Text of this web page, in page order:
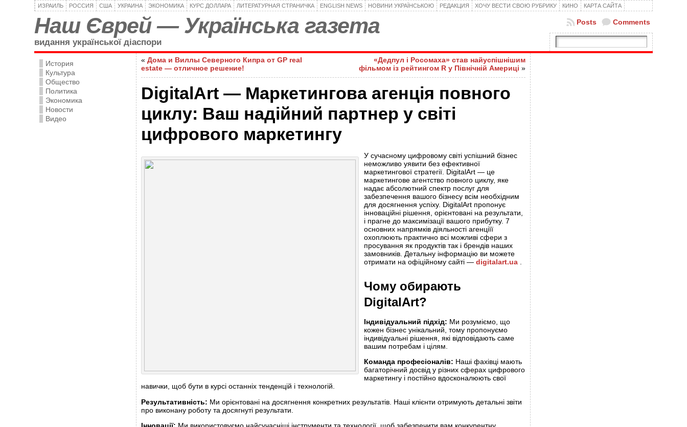
ИЗРАИЛЬ РОССИЯ США УКРАИНА ЭКОНОМИКА КУРС ДОЛЛАРА ЛИТЕРАТУРНАЯ СТРАНИЧКА ENGLISH NEWS НОВИНИ УКРАЇНСЬКОЮ РЕДАКЦИЯ ХОЧУ ВЕСТИ СВОЮ РУБРИКУ КИНО КАРТА САЙТА
Наш Єврей — Українська газета
видання української діаспори
Comments
Posts
История
Культура
Общество
Политика
Экономика
Новости
Видео
« Дома и Виллы Северного Кипра от GP real
estate — отличное решение!
«Дедпул і Росомаха» став найуспішнішим
фільмом із рейтингом R у Північній Америці »
DigitalArt — Маркетингова агенція повного
циклу: Ваш надійний партнер у світі
цифрового маркетингу
У сучасному цифровому світі успішний бізнес
неможливо уявити без ефективної
маркетингової стратегії. DigitalArt — це
маркетингове агентство повного циклу, яке
надає абсолютний спектр послуг для
забезпечення вашого бізнесу всім необхідним
для досягнення успіху. DigitalArt пропонує
інноваційні рішення, орієнтовані на результати,
і прагне до максимізації вашого прибутку. 7
основних напрямків діяльності агенціїї
охоплюють практично всі можливі сфери з
просування як продуктів так і брендів наших
замовників. Детальну інформацію ви можете
отримати на офіційному сайті — digitalart.ua .
Чому обирають
DigitalArt?
Індивідуальний підхід: Ми розуміємо, що
кожен бізнес унікальний, тому пропонуємо
індивідуальні рішення, які відповідають саме
вашим потребам і цілям.
Команда професіоналів: Наші фахівці мають
багаторічний досвід у різних сферах цифрового
маркетингу і постійно вдосконалюють свої
навички, щоб бути в курсі останніх тенденцій і технологій.
Результативність: Ми орієнтовані на досягнення конкретних результатів. Наші клієнти отримують детальні звіти
про виконану роботу та досягнуті результати.